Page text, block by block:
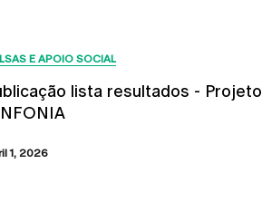
E APOIO SOCIAL
lista resultados - Projeto
1, 2026